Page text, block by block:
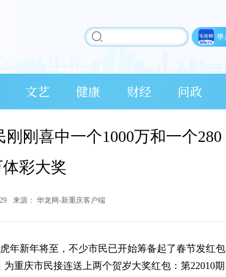
文艺 健康 财经 问政
刚喜中一个1000万和一个280
彩大奖
来源： 华龙网-新重庆客户端
年新年将至，不少市民已开始筹备起了春节发红包
重庆市民接连送上两个贺岁大奖红包：第22010期